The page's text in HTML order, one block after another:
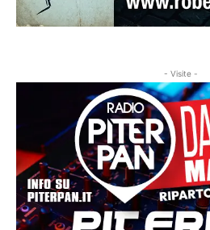
- Visite -